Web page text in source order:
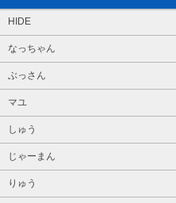
HIDE
なっちゃん
ぶっさん
マユ
しゅう
じゃーまん
りゅう